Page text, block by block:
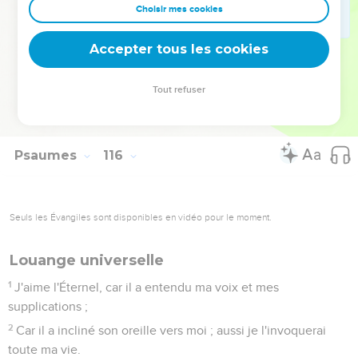
Quant aux cieux, les cieux sont à l'Éternel ; mais il a donné
la terre aux enfants des hommes.
Les morts ne loueront point l'Éternel, ni tous ceux qui
Psaumes 116
Seuls les Évangiles sont disponibles en vidéo pour le moment.
Louange universelle
1 J'aime l'Éternel, car il a entendu ma voix et mes
supplications ;
2 Car il a incliné son oreille vers moi ; aussi je l'invoquerai
toute ma vie.
Choisir mes cookies
Accepter tous les cookies
Tout refuser